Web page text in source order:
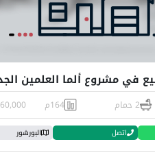
2 حمام 164م
اتصل البورشور